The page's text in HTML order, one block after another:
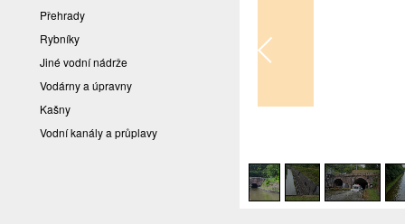
Přehrady
Rybníky
Jiné vodní nádrže
Vodárny a úpravny
Kašny
Vodní kanály a průplavy